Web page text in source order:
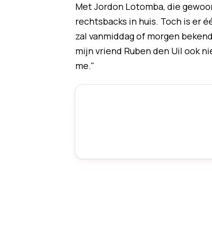
Met Jordon Lotomba, die
rechtsbacks in huis. Toch is er
zal vanmiddag of morgen
mijn vriend Ruben den Uil ook
me."